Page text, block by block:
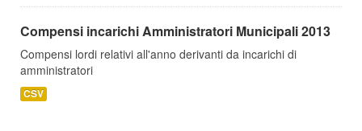
Compensi incarichi Amministratori Municipali 2013
Compensi lordi relativi all'anno derivanti da incarichi di
amministratori
CSV